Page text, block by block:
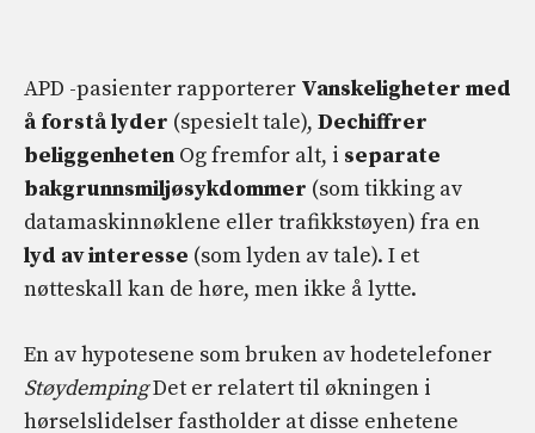
APD -pasienter rapporterer Vanskeligheter med
å forstå lyder (spesielt tale), Dechiffrer
beliggenheten Og fremfor alt, i separate
bakgrunnsmiljøsykdommer (som tikking av
datamaskinnøklene eller trafikkstøyen) fra en
lyd av interesse (som lyden av tale). I et
nøtteskall kan de høre, men ikke å lytte.
En av hypotesene som bruken av hodetelefoner
StøydempingDet er relatert til økningen i
hørselslidelser fastholder at disse enhetene